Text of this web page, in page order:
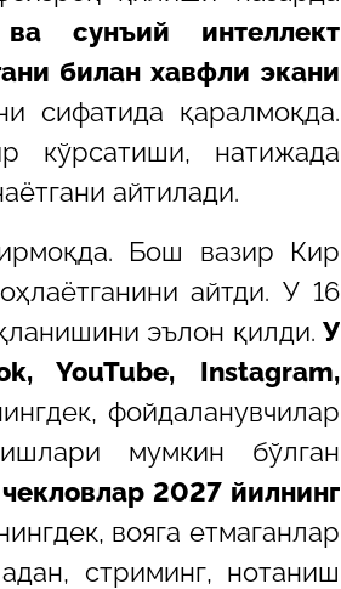
сунъий интеллект
билан хавфли экани
сифатида қаралмоқда.
кўрсатиши, натижада
айтилади.
Бош вазир Кир
айтди. У 16
эълон қилди. У
YouTube, Instagram,
фойдаланувчилар
мумкин бўлган
2027 йилнинг
вояга етмаганлар
стриминг, нотаниш